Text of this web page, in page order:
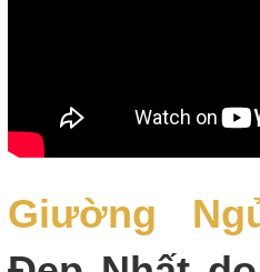
Giường